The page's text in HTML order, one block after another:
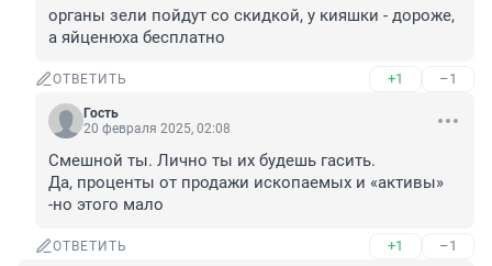
органы зели пойдут со скидкой, у кияшки - дороже,
а яйценюха бесплатно
ОТВЕТИТЬ +1 –1
Гость
20 февраля 2025, 02:08
Смешной ты. Лично ты их будешь гасить.
Да, проценты от продажи ископаемых и «активы»
-но этого мало
ОТВЕТИТЬ +1 –1